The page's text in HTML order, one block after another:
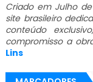
Criado em Julho
site brasileiro
conteúdo
compromisso a
Lins